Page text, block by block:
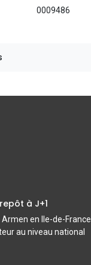
0009486
à J+1
Armen en Ile-de-France
au niveau national